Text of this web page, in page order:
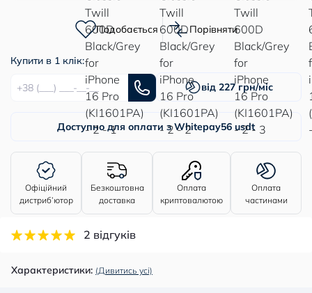
Подобається Порівняти
Купити в 1 клік:
від 227 грн/міс
Доступно для оплати з Whitepay56 usdt
Офіційний
дистриб’ютор
Безкоштовна
доставка
Оплата
криптовалютою
Оплата
частинами
2 відгуків
Характеристики: (Дивитись усі)